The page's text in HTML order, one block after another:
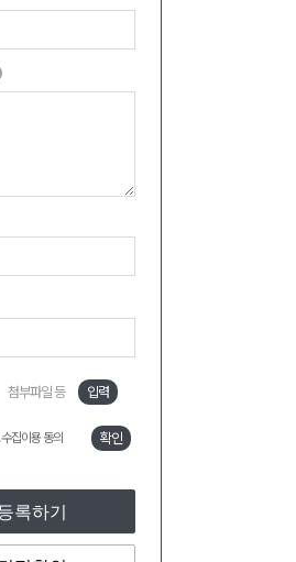
첨부파일 등 입력
집이용 동의 확인
록하기